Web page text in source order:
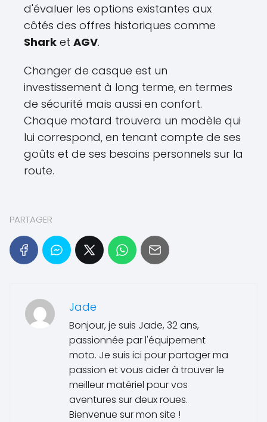
d'évaluer les options existantes aux
côtés des offres historiques comme
Shark et AGV.
Changer de casque est un
investissement à long terme, en termes
de sécurité mais aussi en confort.
Chaque motard trouvera un modèle qui
lui correspond, en tenant compte de ses
goûts et de ses besoins personnels sur la
route.
PARTAGER
Jade
Bonjour, je suis Jade, 32 ans,
passionnée par l'équipement
moto. Je suis ici pour partager ma
passion et vous aider à trouver le
meilleur matériel pour vos
aventures sur deux roues.
Bienvenue sur mon site !